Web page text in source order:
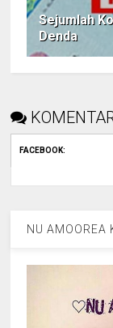
Sejumlah
Denda
FACEBOOK:
NU AMOOREA